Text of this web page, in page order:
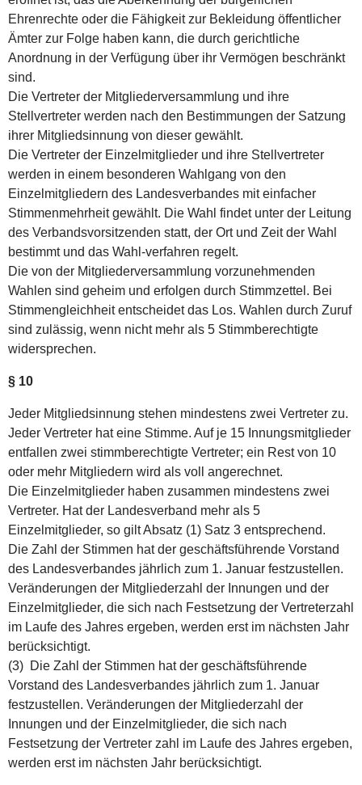
Ehrenrechte oder die Fähigkeit zur Bekleidung öffentlicher
Ämter zur Folge haben kann, die durch gerichtliche
Anordnung in der Verfügung über ihr Vermögen beschränkt
sind.
Die Vertreter der Mitgliederversammlung und ihre
Stellvertreter werden nach den Bestimmungen der Satzung
ihrer Mitgliedsinnung von dieser gewählt.
Die Vertreter der Einzelmitglieder und ihre Stellvertreter
werden in einem besonderen Wahlgang von den
Einzelmitgliedern des Landesverbandes mit einfacher
Stimmenmehrheit gewählt. Die Wahl findet unter der Leitung
des Verbandsvorsitzenden statt, der Ort und Zeit der Wahl
bestimmt und das Wahl-verfahren regelt.
Die von der Mitgliederversammlung vorzunehmenden
Wahlen sind geheim und erfolgen durch Stimmzettel. Bei
Stimmengleichheit entscheidet das Los. Wahlen durch Zuruf
sind zulässig, wenn nicht mehr als 5 Stimmberechtigte
widersprechen.
§ 10
Jeder Mitgliedsinnung stehen mindestens zwei Vertreter zu.
Jeder Vertreter hat eine Stimme. Auf je 15 Innungsmitglieder
entfallen zwei stimmberechtigte Vertreter; ein Rest von 10
oder mehr Mitgliedern wird als voll angerechnet.
Die Einzelmitglieder haben zusammen mindestens zwei
Vertreter. Hat der Landesverband mehr als 5
Einzelmitglieder, so gilt Absatz (1) Satz 3 entsprechend.
Die Zahl der Stimmen hat der geschäftsführende Vorstand
des Landesverbandes jährlich zum 1. Januar festzustellen.
Veränderungen der Mitgliederzahl der Innungen und der
Einzelmitglieder, die sich nach Festsetzung der Vertreterzahl
im Laufe des Jahres ergeben, werden erst im nächsten Jahr
berücksichtigt.
(3) Die Zahl der Stimmen hat der geschäftsführende
Vorstand des Landesverbandes jährlich zum 1. Januar
festzustellen. Veränderungen der Mitgliederzahl der
Innungen und der Einzelmitglieder, die sich nach
Festsetzung der Vertreter zahl im Laufe des Jahres ergeben,
werden erst im nächsten Jahr berücksichtigt.